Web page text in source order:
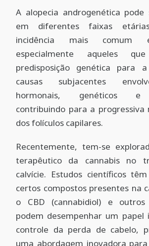
A alopecia androgenética
em diferentes faixas
incidência mais comum
especialmente aqueles
predisposição genética para
causas subjacentes
hormonais, genéticos e
contribuindo para a progressiva
dos folículos capilares.
Recentemente, tem-se
terapêutico da cannabis no
calvície. Estudos científicos
certos compostos presentes na
o CBD (cannabidiol) e outros
podem desempenhar um
controle da perda de cabelo,
uma abordagem inovadora